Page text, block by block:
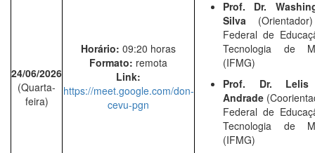
24/06/2026
(Quarta-
feira)
Horário: 09:20 horas
Formato: remota
Link:
https://meet.google.com/don-
cevu-pgn
Prof. Dr.
Silva
Federal de
Tecnologia de
(IFMG)
Prof. Dr.
Andrade
Federal de
Tecnologia de
(IFMG)